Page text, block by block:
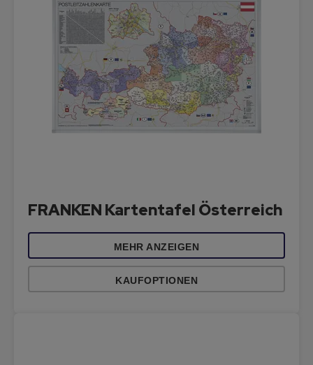
FRANKEN Kartentafel Österreich
MEHR ANZEIGEN
KAUFOPTIONEN